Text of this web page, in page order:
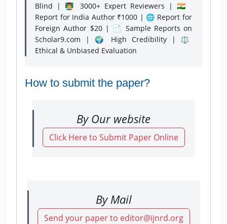
Blind | 👨‍🏫 3000+ Expert Reviewers | 🇮🇳
Report for India Author ₹1000 | 🌐 Report for
Foreign Author $20 | 📄 Sample Reports on
Scholar9.com | 🌍 High Credibility | ⚖️
Ethical & Unbiased Evaluation
How to submit the paper?
By Our website
Click Here to Submit Paper Online
By Mail
Send your paper to editor@ijnrd.org